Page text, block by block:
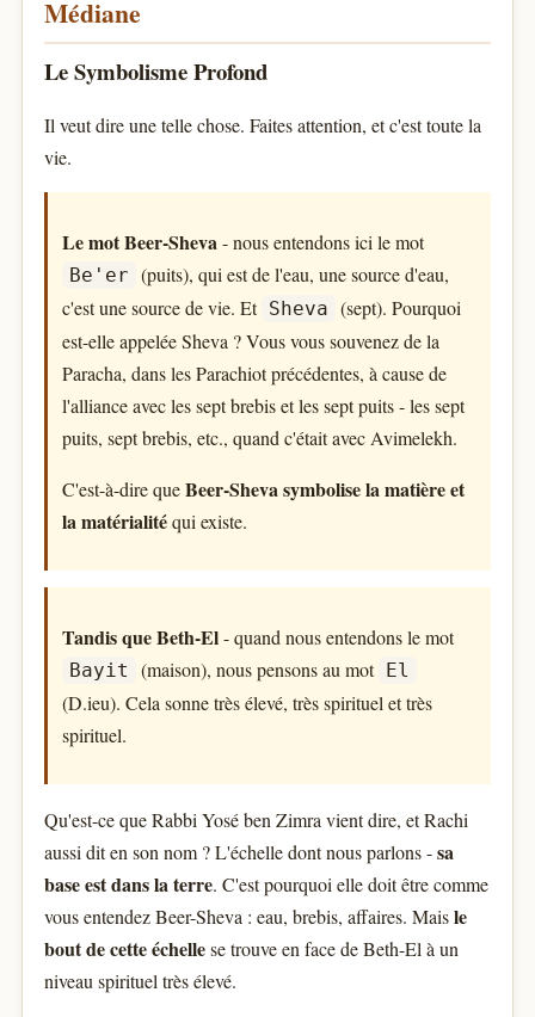
Médiane
Le Symbolisme Profond
Il veut dire une telle chose. Faites attention, et c'est toute la
vie.
Le mot Beer-Sheva- nous entendons ici le mot
Be'er (puits), qui est de l'eau, une source d'eau,
c'est une source de vie. Et Sheva (sept). Pourquoi
est-elle appelée Sheva ? Vous vous souvenez de la
Paracha, dans les Parachiot précédentes, à cause de
l'alliance avec les sept brebis et les sept puits - les sept
puits, sept brebis, etc., quand c'était avec Avimelekh.
C'est-à-dire queBeer-Sheva symbolise la matière et
la matérialitéqui existe.
Tandis que Beth-El- quand nous entendons le mot
Bayit (maison), nous pensons au mot El
(D.ieu). Cela sonne très élevé, très spirituel et très
spirituel.
Qu'est-ce que Rabbi Yosé ben Zimra vient dire, et Rachi
aussi dit en son nom ? L'échelle dont nous parlons -sa
base est dans la terre. C'est pourquoi elle doit être comme
vous entendez Beer-Sheva : eau, brebis, affaires. Maisle
bout de cette échellese trouve en face de Beth-El à un
niveau spirituel très élevé.